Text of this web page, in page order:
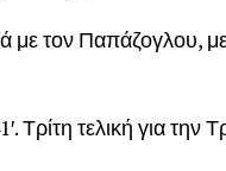
με τον Παπάζογλου,
τελική για την